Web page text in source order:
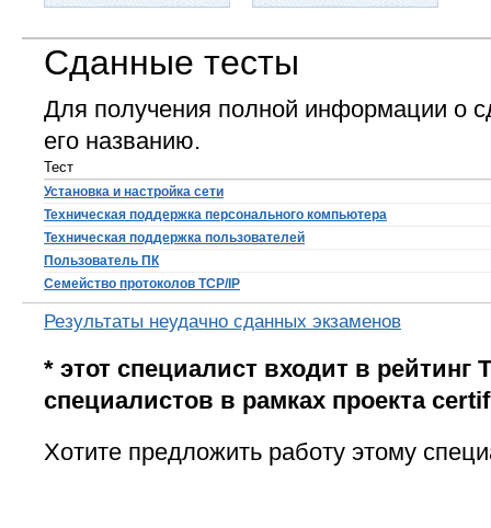
Сданные тесты
Для получения полной информации о
его названию.
Тест
Установка и настройка сети
Техническая поддержка персонального компьютера
Техническая поддержка пользователей
Пользователь ПК
Семейство протоколов TCP/IP
Результаты неудачно сданных экзаменов
* этот специалист входит в рейтинг
специалистов в рамках проекта
Хотите предложить работу этому